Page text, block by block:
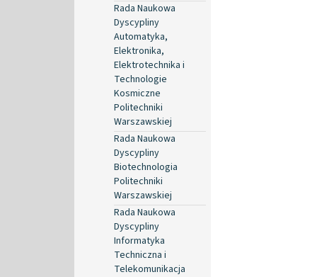
Rada Naukowa
Dyscypliny
Automatyka,
Elektronika,
Elektrotechnika i
Technologie
Kosmiczne
Politechniki
Warszawskiej
Rada Naukowa
Dyscypliny
Biotechnologia
Politechniki
Warszawskiej
Rada Naukowa
Dyscypliny
Informatyka
Techniczna i
Telekomunikacja